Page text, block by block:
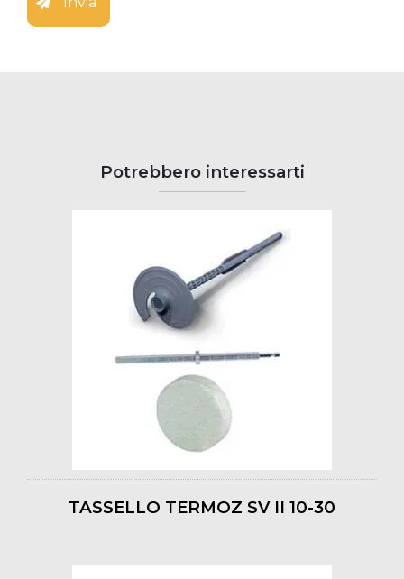
Potrebbero interessarti
TASSELLO TERMOZ SV II 10-30